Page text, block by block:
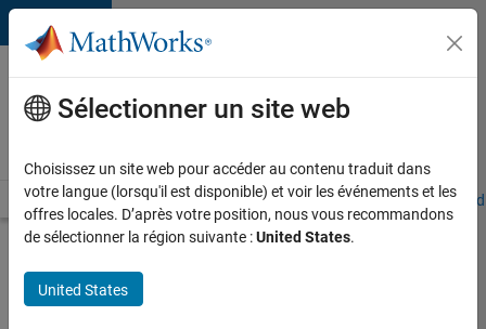
Passer au contenu
Votre
carrière
chez
Accueil Explorer nos opportunités Adresses de nos bureaux
d’autres
offres
Sélectionner un site web
Choisissez un site web pour accéder au contenu traduit dans
votre langue (lorsqu'il est disponible) et voir les événements et les
offres locales. D’après votre position, nous vous recommandons
de sélectionner la région suivante :United States.
United States